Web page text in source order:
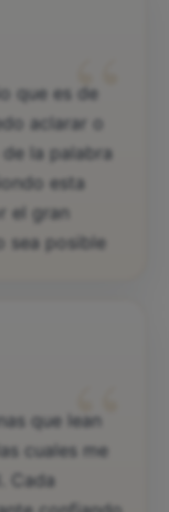
“
que es de
aclarar o
la palabra
esta
el gran
sea posible
“
que lean
cuales me
Cada